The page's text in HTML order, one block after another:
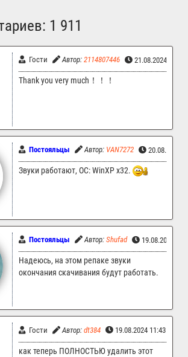
1 911
Гости Автор: 2114807446 21.08.2024 12:04
Thank you very much！！！
Постояльцы Автор: VAN7272 20.08.2024
Звуки работают, ОС: WinXP x32.
Постояльцы Автор: Shufad 19.08.2024
Надеюсь, на этом репаке звуки
окончания скачивания будут работать.
Гости Автор: dt384 19.08.2024 11:43
как теперь ПОЛНОСТЬЮ удалить этот